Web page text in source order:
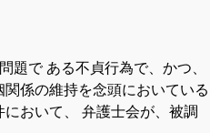
問題で ある不貞行為で、 かつ
関係の維持を念頭においている
において 弁護士会が 被調